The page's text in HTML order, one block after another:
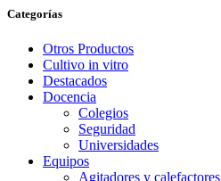
Categorías
Otros Productos
Cultivo in vitro
Destacados
Docencia
Colegios
Seguridad
Universidades
Equipos
Agitadores y calefactores